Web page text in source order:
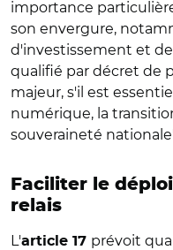
importance
son envergure,
d'investissement et
qualifié par décret de
majeur, s'il est
numérique, la
souveraineté
Faciliter le
relais
L'article 17 prévoit